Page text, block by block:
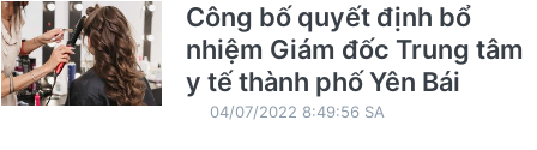
Công bố quyết định bổ
nhiệm Giám đốc Trung tâm
y tế thành phố Yên Bái
04/07/2022 8:49:56 SA